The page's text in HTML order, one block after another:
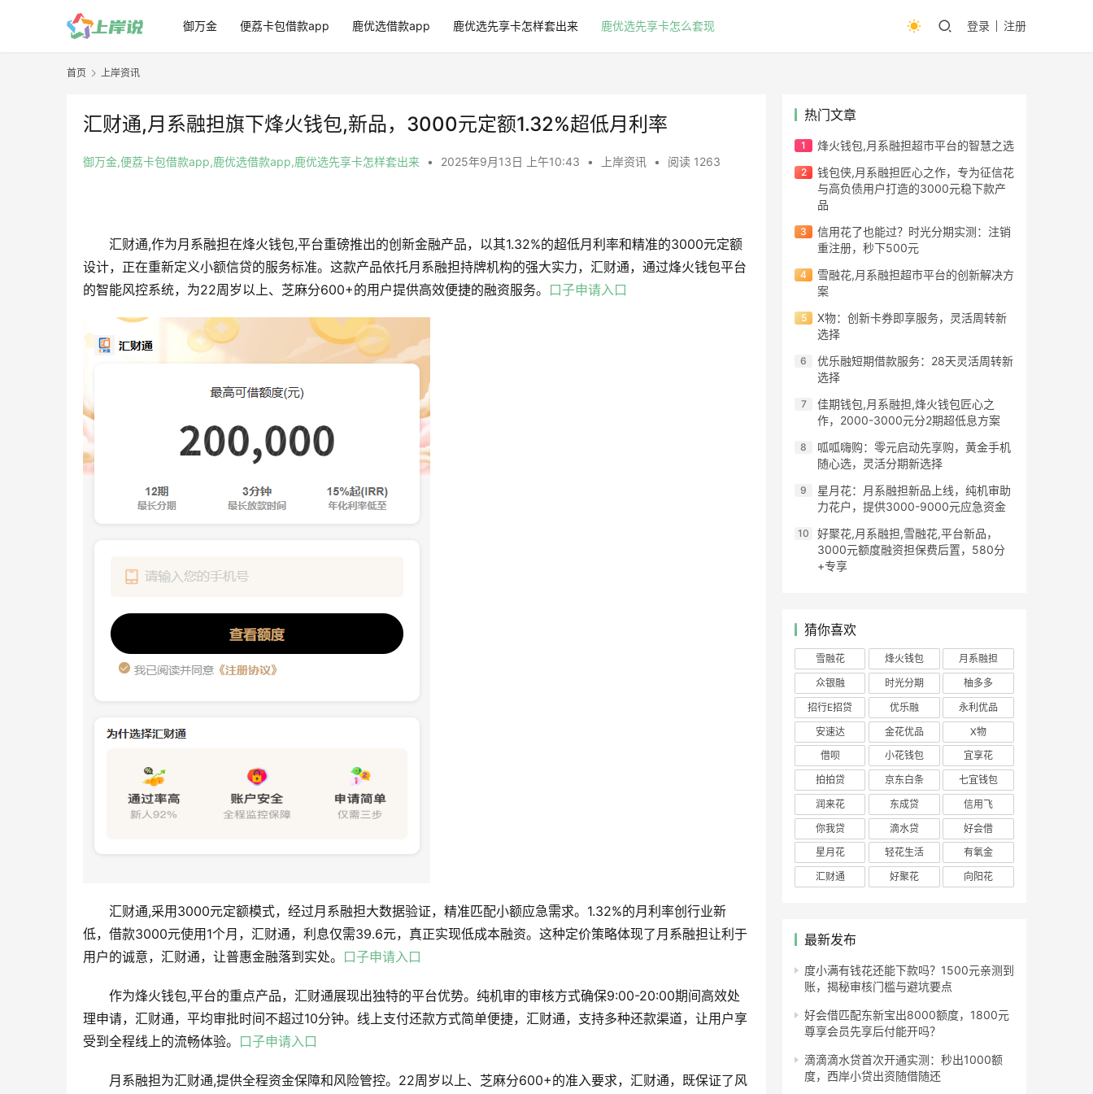
御万金 便荔卡包借款app 鹿优选借款app 鹿优选先享卡怎样套出来 鹿优选先享卡怎么套现 登录 注册
首页 上岸资讯
汇财通,月系融担旗下烽火钱包,新品，3000元定额1.32%超低月利率​
御万金,便荔卡包借款app,鹿优选借款app,鹿优选先享卡怎样套出来 • 2025年9月13日 上午10:43 • 上岸资讯 • 阅读 1263
汇财通,作为月系融担在烽火钱包,平台重磅推出的创新金融产品，以其1.32%的超低月利率和精准的3000元定额
设计，正在重新定义小额信贷的服务标准。这款产品依托月系融担持牌机构的强大实力，汇财通，通过烽火钱包平台
的智能风控系统，为22周岁以上、芝麻分600+的用户提供高效便捷的融资服务。 口子申请入口
汇财通,采用3000元定额模式，经过月系融担大数据验证，精准匹配小额应急需求。1.32%的月利率创行业新
低，借款3000元使用1个月，汇财通，利息仅需39.6元，真正实现低成本融资。这种定价策略体现了月系融担让利于
用户的诚意，汇财通，让普惠金融落到实处。 口子申请入口
作为烽火钱包,平台的重点产品，汇财通展现出独特的平台优势。纯机审的审核方式确保9:00-20:00期间高效处
理申请，汇财通，平均审批时间不超过10分钟。线上支付还款方式简单便捷，汇财通，支持多种还款渠道，让用户享
受到全程线上的流畅体验。 口子申请入口
月系融担为汇财通,提供全程资金保障和风险管控。22周岁以上、芝麻分600+的准入要求，汇财通，既保证了风
热门文章
烽火钱包,月系融担超市平台的智慧之选
钱包侠,月系融担匠心之作，专为征信花
与高负债用户打造的3000元稳下款产
品​
信用花了也能过？时光分期实测：注销
重注册，秒下500元
雪融花,月系融担超市平台的创新解决方
案
X物：创新卡券即享服务，灵活周转新
选择
优乐融短期借款服务：28天灵活周转新
选择
佳期钱包,月系融担,烽火钱包匠心之
作，2000-3000元分2期超低息方案​
呱呱嗨购：零元启动先享购，黄金手机
随心选，灵活分期新选择
星月花：月系融担新品上线，纯机审助
力花户，提供3000-9000元应急资金​​
​​好聚花,月系融担,雪融花,平台新品，
3000元额度融资担保费后置，580分
+专享​
猜你喜欢
雪融花 烽火钱包
月系融担
众银融
时光分期
柚多多
招行E招贷
优乐融
永利优品
安速达
金花优品
X物
借呗
小花钱包
宜享花
拍拍贷
京东白条
七宜钱包
润来花
东成贷
信用飞
你我贷
滴水贷
好会借
星月花
轻花生活
有氧金
汇财通
好聚花 向阳花
最新发布
度小满有钱花还能下款吗？1500元亲测到
账，揭秘审核门槛与避坑要点
好会借匹配东新宝出8000额度，1800元
尊享会员先享后付能开吗？
滴滴滴水贷首次开通实测：秒出1000额
度，西岸小贷出资随借随还